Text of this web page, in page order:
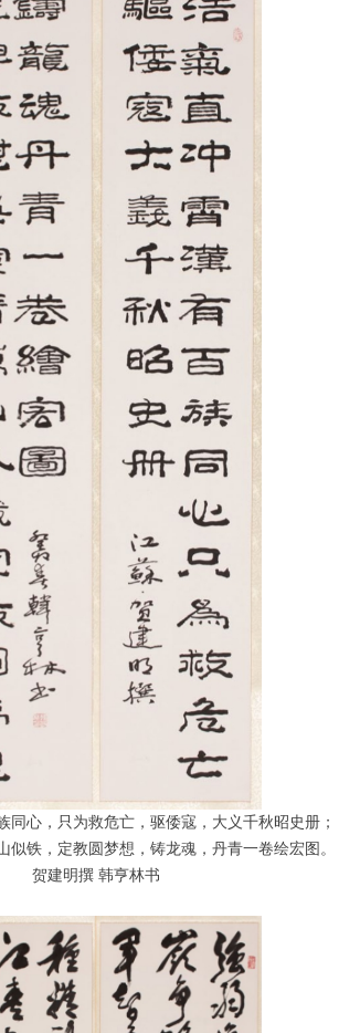
同心，只为救危亡，驱倭寇，大义千秋昭史册；
似铁，定教圆梦想，铸龙魂，丹青一卷绘宏图。
贺建明撰 韩亨林书